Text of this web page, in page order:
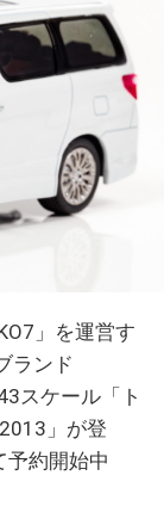
」を運営す
ランド
スケール「ト
」が登
約開始中